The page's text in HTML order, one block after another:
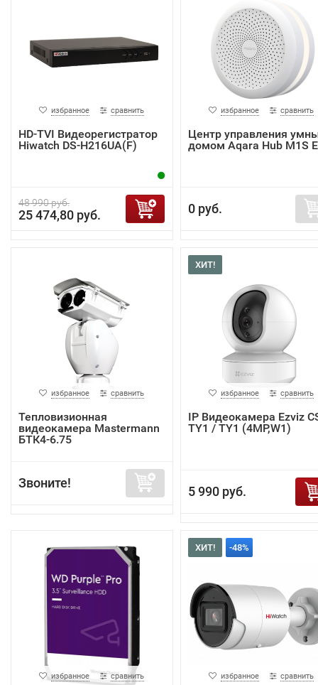
избранное сравнить
HD-TVI Видеорегистратор
Hiwatch DS-H216UA(F)
48 990 руб.
25 474,80 руб.
избранное сравнить
Центр управления
домом Aqara Hub M1S
0 руб.
избранное сравнить
Тепловизионная
видеокамера Mastermann
БТК4-6.75
Звоните!
ХИТ!
избранное сравнить
IP Видеокамера Ezviz
TY1 / TY1 (4MP,W1)
5 990 руб.
избранное сравнить
ХИТ! -48%
избранное сравнить